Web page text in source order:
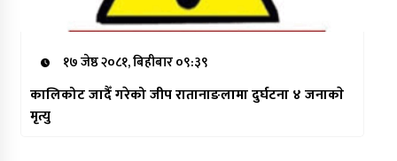
१७ जेष्ठ २०८१, बिहीबार ०९:३९
कालिकोट जादैँ गरेको जीप रातानाङलामा दुर्घटना ४ जनाकाे
मृत्यु